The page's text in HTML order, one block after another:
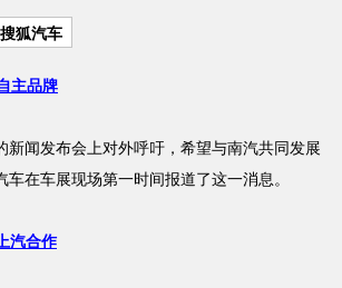
狐汽车
主品牌
闻发布会上对外呼吁，希望与南汽共同发展
在车展现场第一时间报道了这一消息。
汽合作